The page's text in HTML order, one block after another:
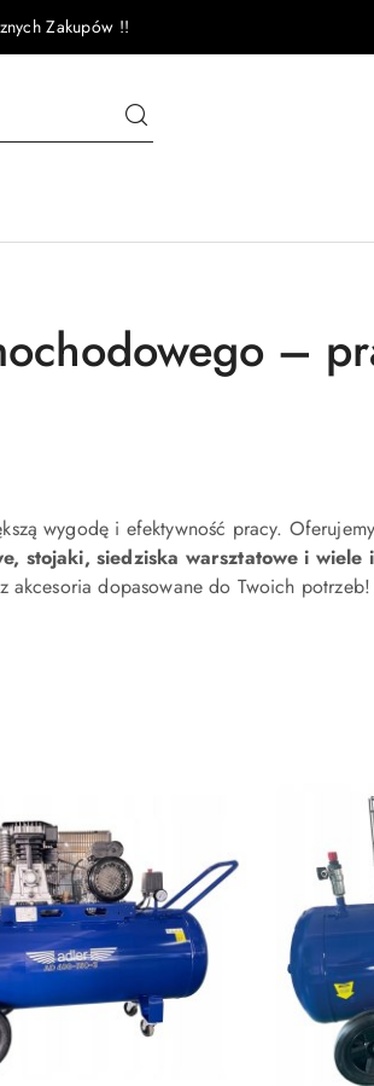
Zakupów !!
–
wygodę i efektywność pracy. Oferujemy
stojaki, siedziska warsztatowe i
akcesoria dopasowane do Twoich potrzeb!